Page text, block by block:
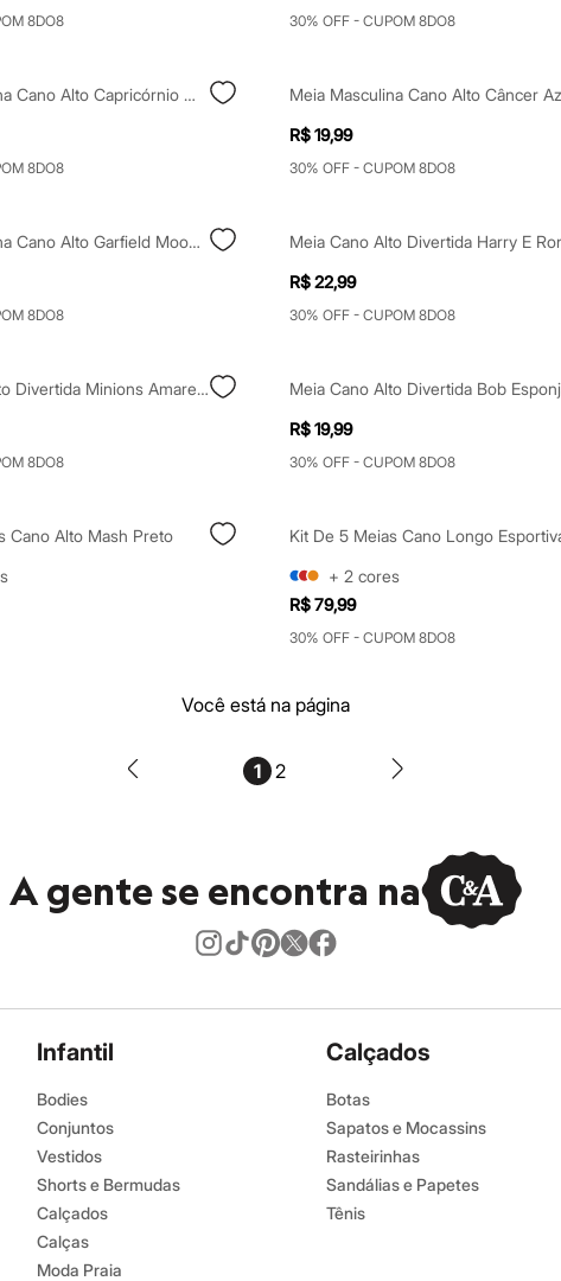
8DO8 30% OFF - CUPOM 8DO8
Meia Masculina Cano Alto Capricórnio Marrom
8DO8
Meia Masculina Cano Alto Câncer
R$ 19,99
30% OFF - CUPOM 8DO8
Meia Masculina Cano Alto Garfield Moods Cinza
8DO8
R$ 22,99
30% OFF - CUPOM 8DO8
Meia Cano Alto Divertida Minions Amarelo
8DO8
R$ 19,99
30% OFF - CUPOM 8DO8
Cano Alto Mash Preto
+ 2 cores
R$ 79,99
30% OFF - CUPOM 8DO8
Você está na página
1 2
A gente se encontra na
Infantil
Bodies
Conjuntos
Vestidos
Shorts e Bermudas
Calçados
Calças
Moda Praia
Calçados
Botas
Sapatos e Mocassins
Rasteirinhas
Sandálias e Papetes
Tênis